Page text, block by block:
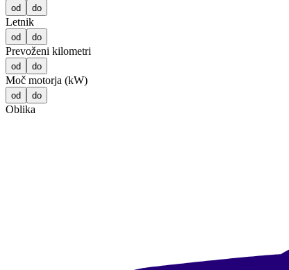
od do
Letnik
od do
Prevoženi kilometri
od do
Moč motorja (kW)
od do
Oblika